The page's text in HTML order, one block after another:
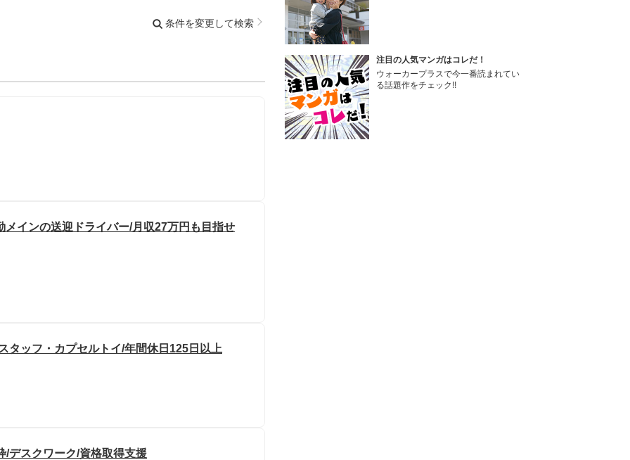
条件を変更して検索
インの送迎ドライバー/月収27万円も目指せ
タッフ・カプセルトイ/年間休日125日以上
/デスクワーク/資格取得支援
注目の人気マンガはコレだ！
ウォーカープラスで今一番読まれてい
る話題作をチェック!!